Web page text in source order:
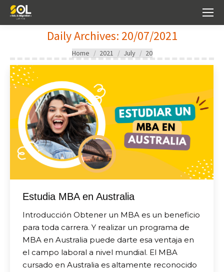
Daily Archives: 20/07/2021
You are here:
Home 2021 July 20
Estudia MBA en Australia
Introducción Obtener un MBA es un beneficio
para toda carrera. Y realizar un programa de
MBA en Australia puede darte esa ventaja en
el campo laboral a nivel mundial. El MBA
cursado en Australia es altamente reconocido